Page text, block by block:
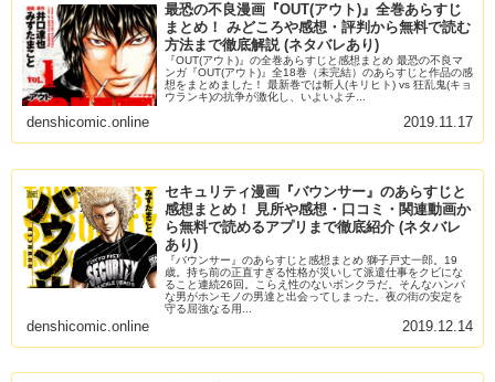
最恐の不良漫画『OUT(アウト)』全巻あらすじ
まとめ！ みどころや感想・評判から無料で読む
方法まで徹底解説 (ネタバレあり)
『OUT(アウト)』の全巻あらすじと感想まとめ 最恐の不良マ
ンガ『OUT(アウト)』全18巻（未完結）のあらすじと作品の感
想をまとめました！ 最新巻では斬人(キリヒト) vs 狂乱鬼(キョ
ウランキ)の抗争が激化し、いよいよチ...
denshicomic.online 2019.11.17
セキュリティ漫画『バウンサー』のあらすじと
感想まとめ！ 見所や感想・口コミ・関連動画か
ら無料で読めるアプリまで徹底紹介 (ネタバレ
あり)
『バウンサー』のあらすじと感想まとめ 獅子戸丈一郎。19
歳。持ち前の正直すぎる性格が災いして派遣仕事をクビにな
ること連続26回。こらえ性のないボンクラだ。そんなハンパ
な男がホンモノの男達と出会ってしまった。夜の街の安定を
守る屈強なる用...
denshicomic.online 2019.12.14